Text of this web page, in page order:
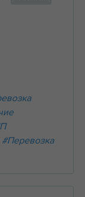
#Перевозка